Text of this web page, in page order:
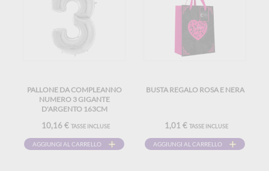
PALLONE DA COMPLEANNO
NUMERO 3 GIGANTE
D'ARGENTO 163CM
10,16 € TASSE INCLUSE
AGGIUNGI AL CARRELLO
BUSTA REGALO ROSA E NERA
1,01 € TASSE INCLUSE
AGGIUNGI AL CARRELLO